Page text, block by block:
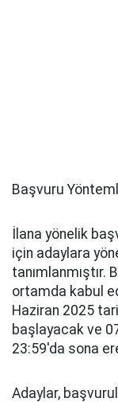
Başvuru
İlana yönelik
için adaylara
tanımlanmıştır.
ortamda kabul
Haziran 2025
başlayacak ve
23:59'da sona
Adaylar,